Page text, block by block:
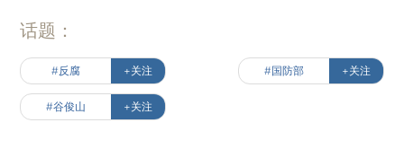
话题：
#反腐 +关注 #国防部 +关注
#谷俊山 +关注